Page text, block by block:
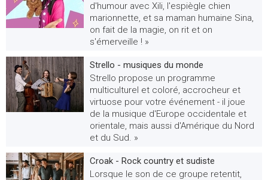
d'humour avec Xili, l'espiègle chien
marionnette, et sa maman humaine Sina,
on fait de la magie, on rit et on
s'émerveille ! »
Strello - musiques du monde
Strello propose un programme
multiculturel et coloré, accrocheur et
virtuose pour votre événement - il joue
de la musique d'Europe occidentale et
orientale, mais aussi d'Amérique du Nord
et du Sud. »
Croak - Rock country et sudiste
Lorsque le son de ce groupe retentit,